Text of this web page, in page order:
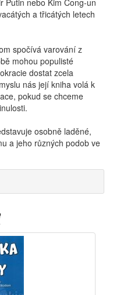
Putin nebo Kim Čong-un
a třicátých letech
spočívá varování z
mohou populisté
dostat zcela
nás její kniha volá k
pokud se chceme
osobně laděné,
a jeho různých podob ve